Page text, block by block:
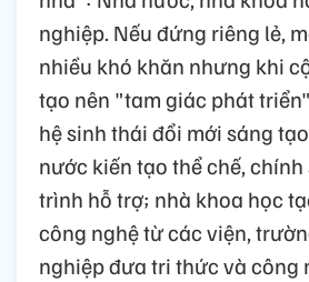
nghiệp. Nếu đứng riêng lẻ,
nhiều khó khăn nhưng khi
tạo nên "tam giác phát
hệ sinh thái đổi mới sáng
nước kiến tạo thể chế,
trình hỗ trợ; nhà khoa học
công nghệ từ các viện,
nghiệp đưa tri thức và công